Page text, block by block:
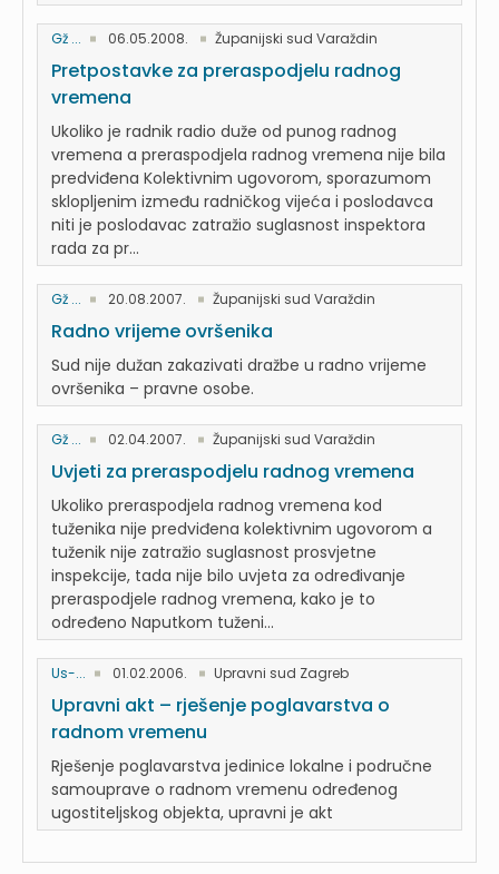
Gž ... 06.05.2008. Županijski sud Varaždin
Pretpostavke za preraspodjelu radnog
vremena
Ukoliko je radnik radio duže od punog radnog
vremena a preraspodjela radnog vremena nije bila
predviđena Kolektivnim ugovorom, sporazumom
sklopljenim između radničkog vijeća i poslodavca
niti je poslodavac zatražio suglasnost inspektora
rada za pr...
Gž ... 20.08.2007. Županijski sud Varaždin
Radno vrijeme ovršenika
Sud nije dužan zakazivati dražbe u radno vrijeme
ovršenika – pravne osobe.
Gž ... 02.04.2007. Županijski sud Varaždin
Uvjeti za preraspodjelu radnog vremena
Ukoliko preraspodjela radnog vremena kod
tuženika nije predviđena kolektivnim ugovorom a
tuženik nije zatražio suglasnost prosvjetne
inspekcije, tada nije bilo uvjeta za određivanje
preraspodjele radnog vremena, kako je to
određeno Naputkom tuženi...
Us-... 01.02.2006. Upravni sud Zagreb
Upravni akt – rješenje poglavarstva o
radnom vremenu
Rješenje poglavarstva jedinice lokalne i područne
samouprave o radnom vremenu određenog
ugostiteljskog objekta, upravni je akt